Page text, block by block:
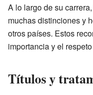
A lo largo de su
muchas distinciones y
otros países. Estos
importancia y el
Títulos y